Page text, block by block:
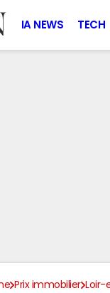
IA NEWS TECH
Prix immobilier